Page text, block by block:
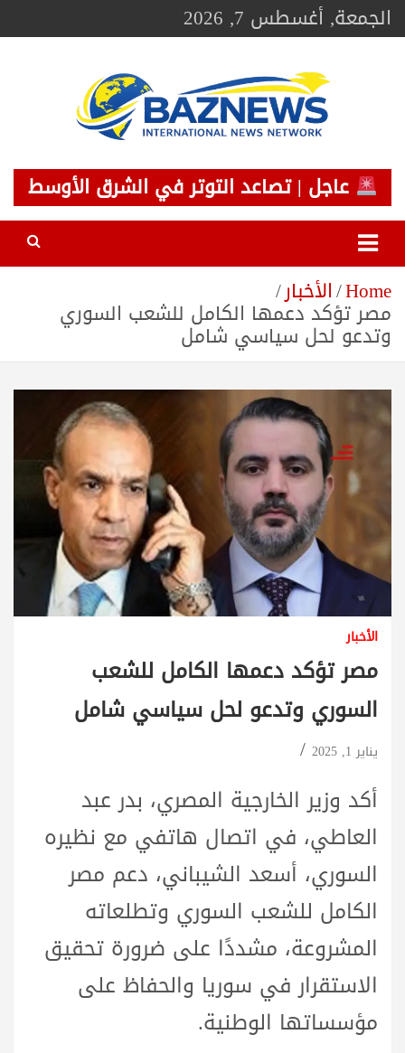
Skip
toالجمعة, أغسطس 7, 2026
BAZNEWS
شبكة باز الإخبارية
عاجل | تصاعد التوتر في الشرق الأوسط
Home الأخبار
مصر تؤكد دعمها الكامل للشعب السوري
وتدعو لحل سياسي شامل
الأخبار
مصر تؤكد دعمها الكامل للشعب
السوري وتدعو لحل سياسي شامل
يناير 1, 2025
أكد وزير الخارجية المصري، بدر عبد
العاطي، في اتصال هاتفي مع نظيره
السوري، أسعد الشيباني، دعم مصر
الكامل للشعب السوري وتطلعاته
المشروعة، مشددًا على ضرورة تحقيق
الاستقرار في سوريا والحفاظ على
مؤسساتها الوطنية.